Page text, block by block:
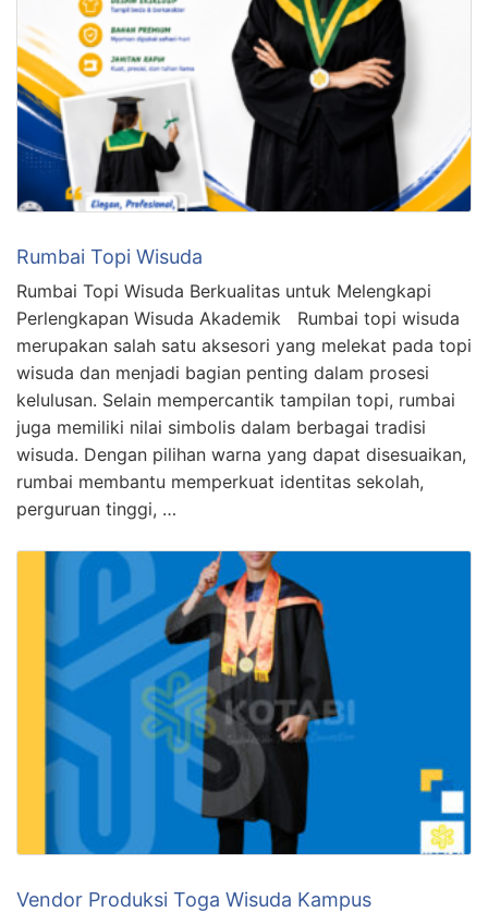
Rumbai Topi Wisuda
Rumbai Topi Wisuda Berkualitas untuk Melengkapi
Perlengkapan Wisuda Akademik Rumbai topi wisuda
merupakan salah satu aksesori yang melekat pada topi
wisuda dan menjadi bagian penting dalam prosesi
kelulusan. Selain mempercantik tampilan topi, rumbai
juga memiliki nilai simbolis dalam berbagai tradisi
wisuda. Dengan pilihan warna yang dapat disesuaikan,
rumbai membantu memperkuat identitas sekolah,
perguruan tinggi, …
Vendor Produksi Toga Wisuda Kampus